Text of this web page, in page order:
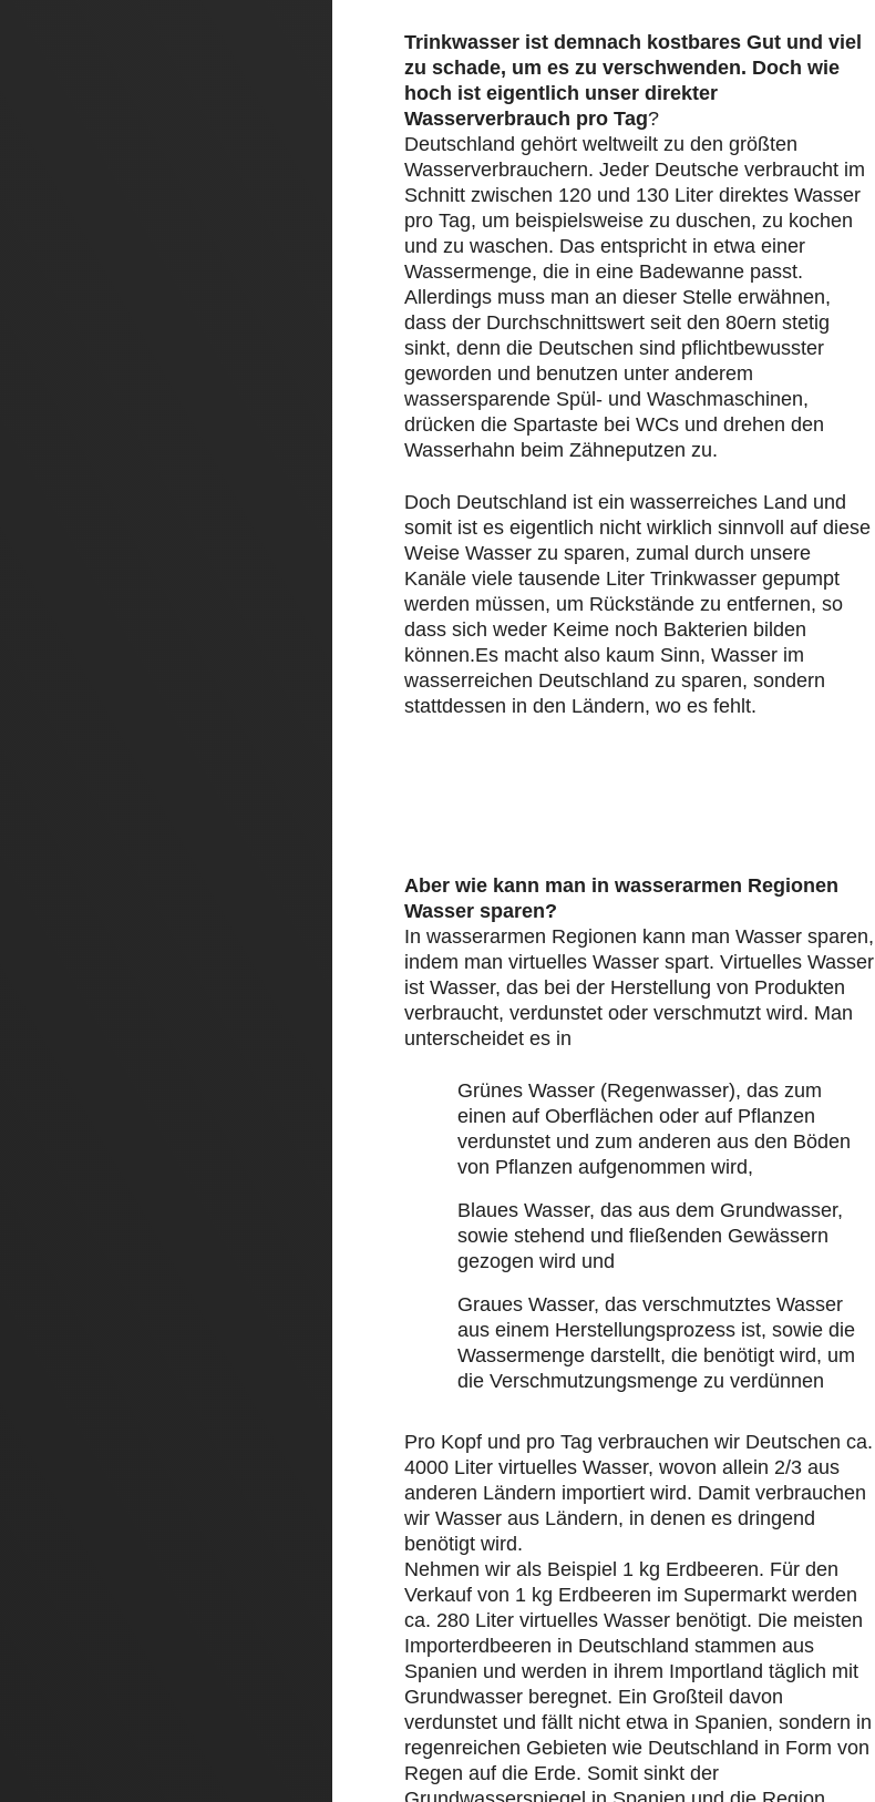
Trinkwasser ist demnach kostbares Gut und viel
zu schade, um es zu verschwenden. Doch wie
hoch ist eigentlich unser direkter
Wasserverbrauch pro Tag?
Deutschland gehört weltweilt zu den größten
Wasserverbrauchern. Jeder Deutsche verbraucht im
Schnitt zwischen 120 und 130 Liter direktes Wasser
pro Tag, um beispielsweise zu duschen, zu kochen
und zu waschen. Das entspricht in etwa einer
Wassermenge, die in eine Badewanne passt.
Allerdings muss man an dieser Stelle erwähnen,
dass der Durchschnittswert seit den 80ern stetig
sinkt, denn die Deutschen sind pflichtbewusster
geworden und benutzen unter anderem
wassersparende Spül- und Waschmaschinen,
drücken die Spartaste bei WCs und drehen den
Wasserhahn beim Zähneputzen zu.
Doch Deutschland ist ein wasserreiches Land und
somit ist es eigentlich nicht wirklich sinnvoll auf diese
Weise Wasser zu sparen, zumal durch unsere
Kanäle viele tausende Liter Trinkwasser gepumpt
werden müssen, um Rückstände zu entfernen, so
dass sich weder Keime noch Bakterien bilden
können.Es macht also kaum Sinn, Wasser im
wasserreichen Deutschland zu sparen, sondern
stattdessen in den Ländern, wo es fehlt.
Aber wie kann man in wasserarmen Regionen
Wasser sparen?
In wasserarmen Regionen kann man Wasser sparen,
indem man virtuelles Wasser spart. Virtuelles Wasser
ist Wasser, das bei der Herstellung von Produkten
verbraucht, verdunstet oder verschmutzt wird. Man
unterscheidet es in
Grünes Wasser (Regenwasser), das zum
einen auf Oberflächen oder auf Pflanzen
verdunstet und zum anderen aus den Böden
von Pflanzen aufgenommen wird,
Blaues Wasser, das aus dem Grundwasser,
sowie stehend und fließenden Gewässern
gezogen wird und
Graues Wasser, das verschmutztes Wasser
aus einem Herstellungsprozess ist, sowie die
Wassermenge darstellt, die benötigt wird, um
die Verschmutzungsmenge zu verdünnen
Pro Kopf und pro Tag verbrauchen wir Deutschen ca.
4000 Liter virtuelles Wasser, wovon allein 2/3 aus
anderen Ländern importiert wird. Damit verbrauchen
wir Wasser aus Ländern, in denen es dringend
benötigt wird.
Nehmen wir als Beispiel 1 kg Erdbeeren. Für den
Verkauf von 1 kg Erdbeeren im Supermarkt werden
ca. 280 Liter virtuelles Wasser benötigt. Die meisten
Importerdbeeren in Deutschland stammen aus
Spanien und werden in ihrem Importland täglich mit
Grundwasser beregnet. Ein Großteil davon
verdunstet und fällt nicht etwa in Spanien, sondern in
regenreichen Gebieten wie Deutschland in Form von
Regen auf die Erde. Somit sinkt der